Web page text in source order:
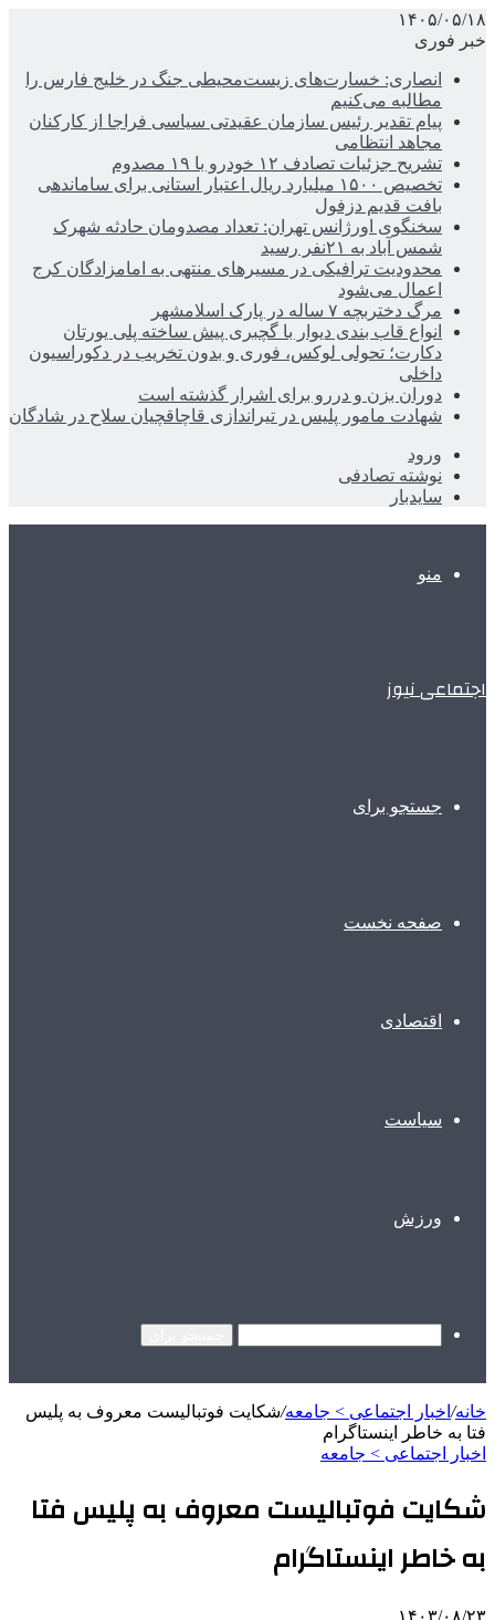
۱۴۰۵/۰۵/۱۸
خبر فوری
انصاری: خسارت‌های زیست‌محیطی جنگ در خلیج فارس را
مطالبه‌ می‌کنیم
پیام تقدیر رئیس سازمان عقیدتی سیاسی فراجا از کارکنان
مجاهد انتظامی
تشریح جزئیات تصادف ۱۲ خودرو با ۱۹ مصدوم
تخصیص ۱۵۰۰ میلیارد ریال اعتبار استانی برای ساماندهی
بافت قدیم دزفول
سخنگوی اورژانس تهران: تعداد مصدومان حادثه شهرک
شمس آباد به ۲۱نفر رسید
محدودیت ترافیکی در مسیرهای منتهی به امامزادگان کرج
اعمال می‌شود
مرگ دختربچه ۷ ساله در پارک اسلامشهر
انواع قاب بندی دیوار با گچبری پیش ساخته پلی یورتان
دکارت؛ تحولی لوکس، فوری و بدون تخریب در دکوراسیون
داخلی
دوران بزن و دررو برای اشرار گذشته است
شهادت مامور پلیس در تیراندازی قاچاقچیان سلاح در شادگان
ورود
نوشته تصادفی
سایدبار
منو
اجتماعی نیوز
جستجو برای
صفحه نخست
اقتصادی
سیاست
ورزش
خانه/ اخبار اجتماعی > جامعه/شکایت فوتبالیست معروف به پلیس
فتا به خاطر اینستاگرام
اخبار اجتماعی > جامعه
شکایت فوتبالیست معروف به پلیس فتا
به خاطر اینستاگرام
۱۴۰۳/۰۸/۲۳